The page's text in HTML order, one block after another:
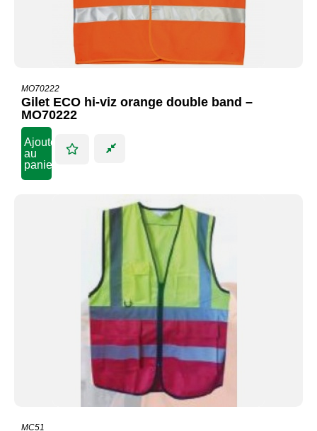
MO70222
Gilet ECO hi-viz orange double band –
MO70222
Ajouter
au
panier
MC51